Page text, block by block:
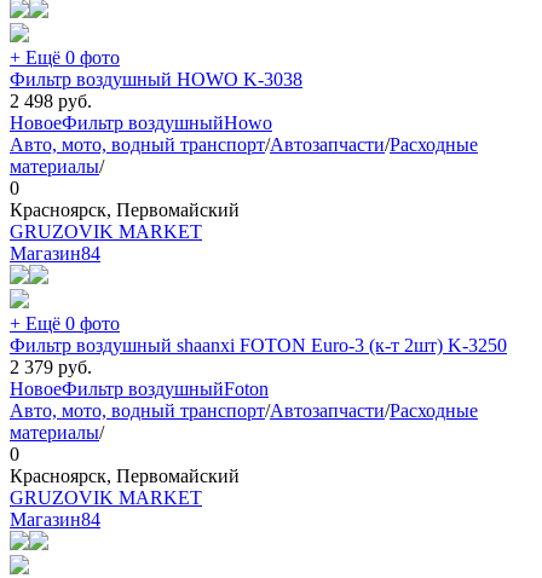
+ Ещё 0 фото
Фильтр воздушный HOWO K-3038
2 498 руб.
НовоеФильтр воздушныйHowo
Авто, мото, водный транспорт/Автозапчасти/Расходные
материалы/
0
Красноярск, Первомайский
GRUZOVIK MARKET
Магазин84
+ Ещё 0 фото
Фильтр воздушный shaanxi FOTON Euro-3 (к-т 2шт) K-3250
2 379 руб.
НовоеФильтр воздушныйFoton
Авто, мото, водный транспорт/Автозапчасти/Расходные
материалы/
0
Красноярск, Первомайский
GRUZOVIK MARKET
Магазин84